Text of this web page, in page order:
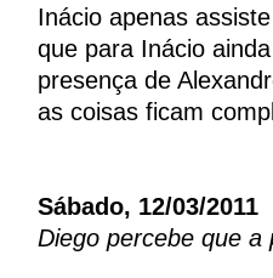
Inácio apenas
que para Inácio
presença de
as coisas ficam
Sábado, 12/03/2011
Diego percebe que